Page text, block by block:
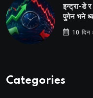
इन्ट्रा-डे
पुगेन भने
10 दिन
Categories